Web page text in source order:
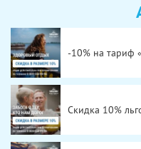
-10% на тариф
Скидка 10%